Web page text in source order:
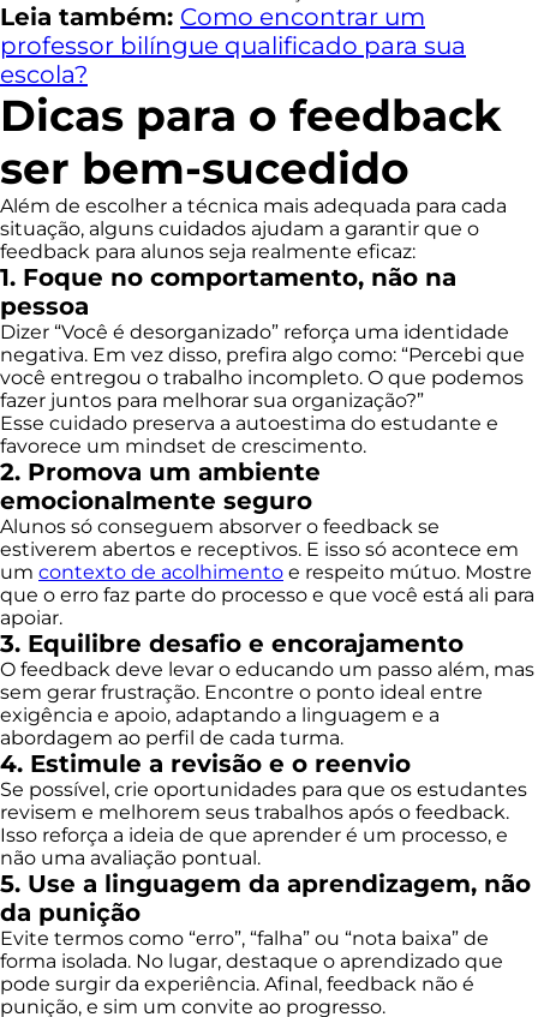
Leia também: Como encontrar um
professor bilíngue qualificado para sua
escola?
Dicas para o feedback
ser bem-sucedido
Além de escolher a técnica mais adequada para cada
situação, alguns cuidados ajudam a garantir que o
feedback para alunos seja realmente eficaz:
1. Foque no comportamento, não na
pessoa
Dizer “Você é desorganizado” reforça uma identidade
negativa. Em vez disso, prefira algo como: “Percebi que
você entregou o trabalho incompleto. O que podemos
fazer juntos para melhorar sua organização?”
Esse cuidado preserva a autoestima do estudante e
favorece um mindset de crescimento.
2. Promova um ambiente
emocionalmente seguro
Alunos só conseguem absorver o feedback se
estiverem abertos e receptivos. E isso só acontece em
um contexto de acolhimento e respeito mútuo. Mostre
que o erro faz parte do processo e que você está ali para
apoiar.
3. Equilibre desafio e encorajamento
O feedback deve levar o educando um passo além, mas
sem gerar frustração. Encontre o ponto ideal entre
exigência e apoio, adaptando a linguagem e a
abordagem ao perfil de cada turma.
4. Estimule a revisão e o reenvio
Se possível, crie oportunidades para que os estudantes
revisem e melhorem seus trabalhos após o feedback.
Isso reforça a ideia de que aprender é um processo, e
não uma avaliação pontual.
5. Use a linguagem da aprendizagem, não
da punição
Evite termos como “erro”, “falha” ou “nota baixa” de
forma isolada. No lugar, destaque o aprendizado que
pode surgir da experiência. Afinal, feedback não é
punição, e sim um convite ao progresso.